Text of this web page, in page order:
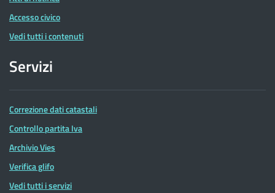
Accesso civico
Vedi tutti i contenuti
Servizi
Correzione dati catastali
Controllo partita Iva
Archivio Vies
Verifica glifo
Vedi tutti i servizi